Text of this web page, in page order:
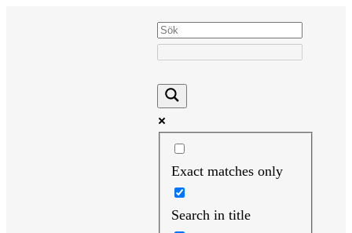
Exact matches only
Search in title